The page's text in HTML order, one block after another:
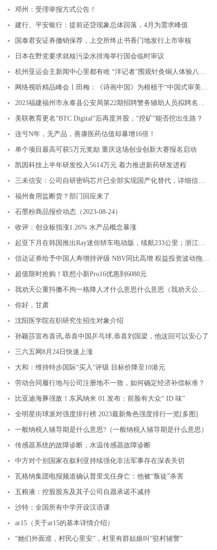
邓州：受理举报方式公告！
建行、平安银行：提前还贷现象总体回落，4月为需求峰值
国泰君安证券撤销保荐，上交所终止书香门地发行上市审核
日本在野党要求就核污染水排海举行国会临时审议
杭州亚运会主新闻中心里都有啥 “洋记者”围观针灸铜人体验八段锦
网络视听精品峰会丨田梅：《诗画中国》为根植于“中国式审美”的文艺创作开辟新境界
2023福建福州市永泰县公安局第22期招聘警务辅助人员拟聘名单公示
美联教育更名“BTC Digital”后再度并股，“挖矿”能否挖出生路？
连亏N年，无产品，善康医药估值却暴增16倍！
单个项目最高可获5万元奖励 重庆这场创业创新大赛报名启动
凯因科技上半年研发投入5614万元 着力推进新药研发进程
三未信安：公司自研密码芯片已全部实现国产化替代，详细信息请参考定期报告
福州食用盐断货？部门回应来了
石墨粉商品报价动态（2023-08-24）
收评：创业板指涨1.26% 水产品概念暴涨
起亚下月在韩国推出Ray迷你轿车电动版，续航233公里；浙江嘉兴：围绕终端用户探索“储能+”多元发展 适时制定新型储能建设指导意见｜36氪新能源日报0823
信达证券给予中国人寿增持评级 NBV同比高增 权益投资波动拖累净利润表现
超值限时抢购！联想小新Pro16优惠到6088元
我劝天公重抖擞不拘一格降人才什么意思什么意思（我劝天公重抖擞不拘一格降人才什么意思）
你好，甘肃
沈阳医学院在职研究生招生对象介绍
孙颖莎宣布喜讯,恭喜中国乒乓球,恭喜刘国梁，他这回可以安心了
三六五网8月24日快速上涨
大和：维持特步国际“买入”评级 目标价降至10港元
劳动合同履行地与公司注册地不一致，如何确定经济补偿标准？
比亚迪海豚强敌！东风纳米 01 发布：前脸有大众“ ID 味”
全明星街球派对强度排行榜 2023最新角色强度排行一览[多图]
一般纳税人辅导期是什么意思?（一般纳税人辅导期是什么意思）
传感器系统的故障诊断，水温传感器故障诊断
中方对个别国家在叙利亚持续强化非法军事存在深表关切
瓦格纳集团电报频道确认普里戈任身亡：他被“叛徒”杀害
五粮液：控股股东及其子公司自愿承诺不减持
沙特：全国所有中学开设汉语课
ar15（关于ar15的基本详情介绍）
“她们外面巡，村民心里安”，村里有群姑娘叫“驻村辅警”